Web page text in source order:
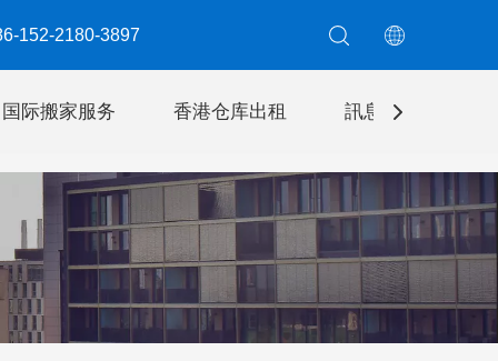
152-2180-3897​​​​​​​
国际搬家服务 香港仓库出租 訊息